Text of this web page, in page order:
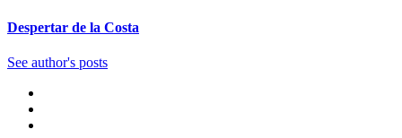
Despertar de la Costa
See author's posts